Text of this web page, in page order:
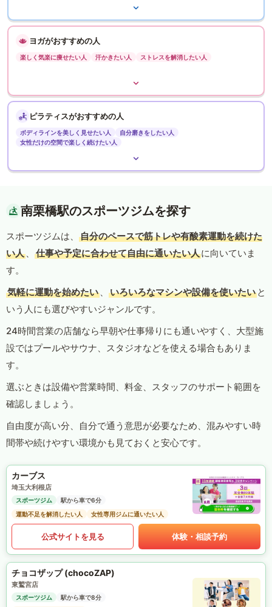
ヨガがおすすめの人
楽しく気楽に痩せたい人 汗かきたい人 ストレスを解消したい人
ピラティスがおすすめの人
ボディラインを美しく見せたい人
自分磨きをしたい人
女性だけの空間で楽しく続けたい人
南栗橋駅のスポーツジムを探す
スポーツジムは、
自分のペースで筋トレや有酸素運動を続けた
い人 、 仕事や予定に合わせて自由に通いたい人に向いていま
す。
気軽に運動を始めたい 、 いろいろなマシンや設備を使いたい と
いう人にも選びやすいジャンルです。
24時間営業の店舗なら早朝や仕事帰りにも通いやすく、大型施
設ではプールやサウナ、スタジオなどを使える場合もありま
す。
選ぶときは設備や営業時間、料金、スタッフのサポート範囲を
確認しましょう。
自由度が高い分、自分で通う意思が必要なため、混みやすい時
間帯や続けやすい環境かも見ておくと安心です。
カーブス
埼玉大利根店
スポーツジム
駅から車で6分
運動不足を解消したい人
女性専用ジムに通いたい人
公式サイトを見る 体験・相談予約
チョコザップ (chocoZAP)
東鷲宮店
スポーツジム
駅から車で8分